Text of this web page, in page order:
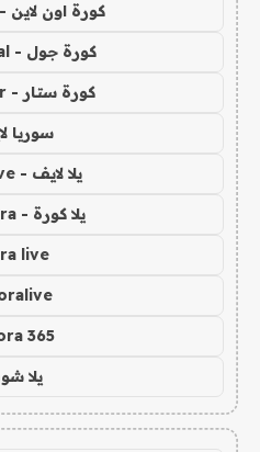
كورة اون لاين - kora onli
كورة جول - kora goal
كورة ستار - kora star
سوريا
يلا لايف - yalla live
يلا كورة - yallakora
live
365
يلا